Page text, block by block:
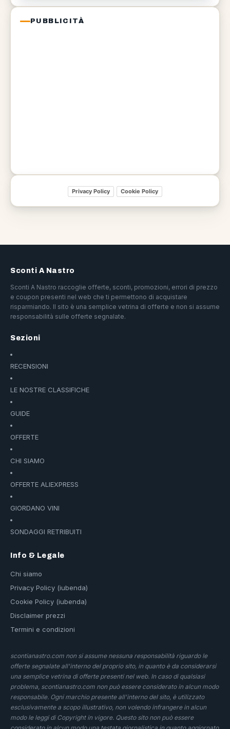
PUBBLICITÀ
Privacy Policy Cookie Policy
Sconti A Nastro
Sconti A Nastro raccoglie offerte, sconti, promozioni, errori di prezzo
e coupon presenti nel web che ti permettono di acquistare
risparmiando. Il sito è una semplice vetrina di offerte e non si assume
responsabilità sulle offerte segnalate.
Sezioni
RECENSIONI
LE NOSTRE CLASSIFICHE
GUIDE
OFFERTE
CHI SIAMO
OFFERTE ALIEXPRESS
GIORDANO VINI
SONDAGGI RETRIBUITI
Info & Legale
Chi siamo
Privacy Policy (iubenda)
Cookie Policy (iubenda)
Disclaimer prezzi
Termini e condizioni
scontianastro.com non si assume nessuna responsabilità riguardo le
offerte segnalate all'interno del proprio sito, in quanto è da considerarsi
una semplice vetrina di offerte presenti nel web. In caso di qualsiasi
problema, scontianastro.com non può essere considerato in alcun modo
responsabile. Ogni marchio presente all'interno del sito, è utilizzato
esclusivamente a scopo illustrativo, non volendo infrangere in alcun
modo le leggi di Copyright in vigore. Questo sito non può essere